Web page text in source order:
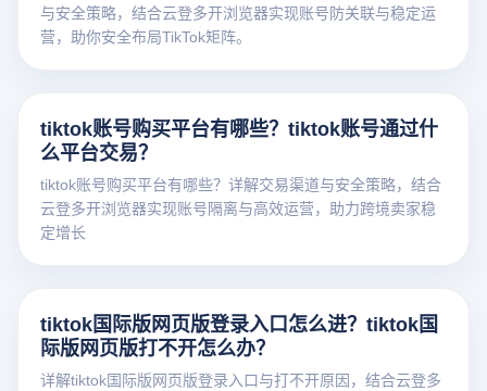
与安全策略，结合云登多开浏览器实现账号防关联与稳定运
营，助你安全布局TikTok矩阵。
tiktok账号购买平台有哪些？tiktok账号通过什
么平台交易？
tiktok账号购买平台有哪些？详解交易渠道与安全策略，结合
云登多开浏览器实现账号隔离与高效运营，助力跨境卖家稳
定增长
tiktok国际版网页版登录入口怎么进？tiktok国
际版网页版打不开怎么办？
详解tiktok国际版网页版登录入口与打不开原因，结合云登多